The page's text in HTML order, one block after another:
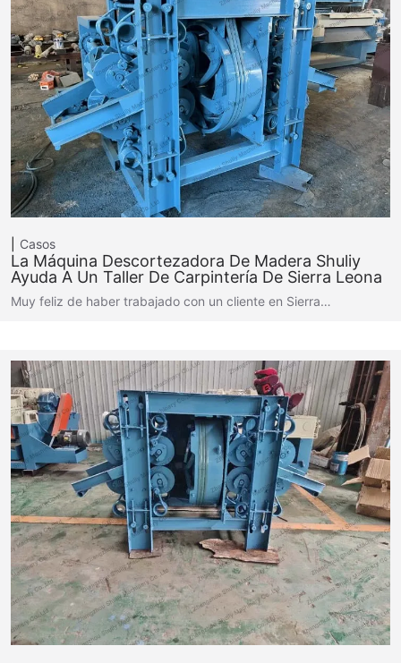
Casos
La Máquina Descortezadora De Madera Shuliy
Ayuda A Un Taller De Carpintería De Sierra Leona
Muy feliz de haber trabajado con un cliente en Sierra…